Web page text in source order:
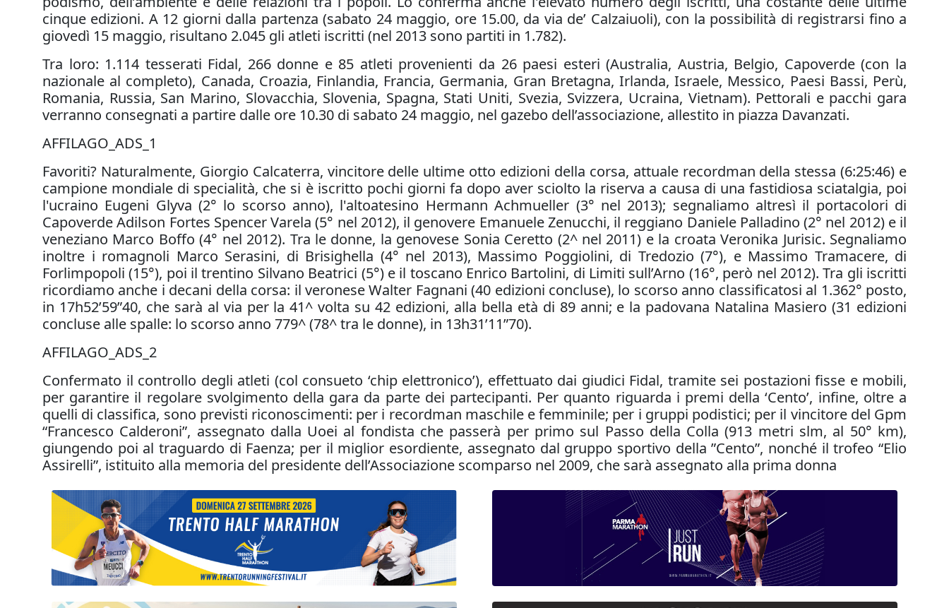
cinque edizioni. A 12 giorni dalla partenza (sabato 24 maggio, ore 15.00, da via de’ Calzaiuoli), con la possibilità di registrarsi fino a
giovedì 15 maggio, risultano 2.045 gli atleti iscritti (nel 2013 sono partiti in 1.782).
Tra loro: 1.114 tesserati Fidal, 266 donne e 85 atleti provenienti da 26 paesi esteri (Australia, Austria, Belgio, Capoverde (con la
nazionale al completo), Canada, Croazia, Finlandia, Francia, Germania, Gran Bretagna, Irlanda, Israele, Messico, Paesi Bassi, Perù,
Romania, Russia, San Marino, Slovacchia, Slovenia, Spagna, Stati Uniti, Svezia, Svizzera, Ucraina, Vietnam). Pettorali e pacchi gara
verranno consegnati a partire dalle ore 10.30 di sabato 24 maggio, nel gazebo dell’associazione, allestito in piazza Davanzati.
AFFILAGO_ADS_1
Favoriti? Naturalmente, Giorgio Calcaterra, vincitore delle ultime otto edizioni della corsa, attuale recordman della stessa (6:25:46) e
campione mondiale di specialità, che si è iscritto pochi giorni fa dopo aver sciolto la riserva a causa di una fastidiosa sciatalgia, poi
l'ucraino Eugeni Glyva (2° lo scorso anno), l'altoatesino Hermann Achmueller (3° nel 2013); segnaliamo altresì il portacolori di
Capoverde Adilson Fortes Spencer Varela (5° nel 2012), il genovere Emanuele Zenucchi, il reggiano Daniele Palladino (2° nel 2012) e il
veneziano Marco Boffo (4° nel 2012). Tra le donne, la genovese Sonia Ceretto (2^ nel 2011) e la croata Veronika Jurisic. Segnaliamo
inoltre i romagnoli Marco Serasini, di Brisighella (4° nel 2013), Massimo Poggiolini, di Tredozio (7°), e Massimo Tramacere, di
Forlimpopoli (15°), poi il trentino Silvano Beatrici (5°) e il toscano Enrico Bartolini, di Limiti sull’Arno (16°, però nel 2012). Tra gli iscritti
ricordiamo anche i decani della corsa: il veronese Walter Fagnani (40 edizioni concluse), lo scorso anno classificatosi al 1.362° posto,
in 17h52’59”40, che sarà al via per la 41^ volta su 42 edizioni, alla bella età di 89 anni; e la padovana Natalina Masiero (31 edizioni
concluse alle spalle: lo scorso anno 779^ (78^ tra le donne), in 13h31’11”70).
AFFILAGO_ADS_2
Confermato il controllo degli atleti (col consueto ‘chip elettronico’), effettuato dai giudici Fidal, tramite sei postazioni fisse e mobili,
per garantire il regolare svolgimento della gara da parte dei partecipanti. Per quanto riguarda i premi della ‘Cento’, infine, oltre a
quelli di classifica, sono previsti riconoscimenti: per i recordman maschile e femminile; per i gruppi podistici; per il vincitore del Gpm
“Francesco Calderoni”, assegnato dalla Uoei al fondista che passerà per primo sul Passo della Colla (913 metri slm, al 50° km),
giungendo poi al traguardo di Faenza; per il miglior esordiente, assegnato dal gruppo sportivo della ”Cento”, nonché il trofeo “Elio
Assirelli”, istituito alla memoria del presidente dell’Associazione scomparso nel 2009, che sarà assegnato alla prima donna